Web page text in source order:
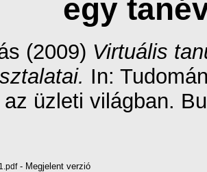
egy
(2009) Virtuális
In:
üzleti világban.
- Megjelent verzió